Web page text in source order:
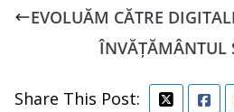
EVOLUĂM CĂTRE
ÎNVĂȚĂMÂNTUL
Share This Post: